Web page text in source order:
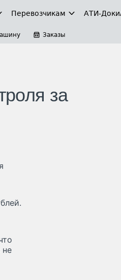
Перевозчикам АТИ-Доки
Заказы
за
не